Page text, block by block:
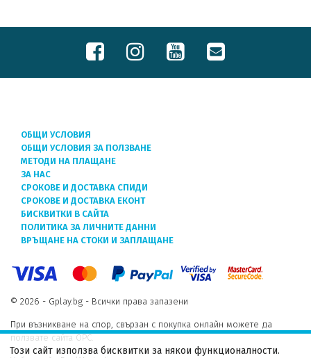
ОБЩИ УСЛОВИЯ
ОБЩИ УСЛОВИЯ ЗА ПОЛЗВАНЕ
МЕТОДИ НА ПЛАЩАНЕ
ЗА НАС
СРОКОВЕ И ДОСТАВКА СПИДИ
СРОКОВЕ И ДОСТАВКА ЕКОНТ
БИСКВИТКИ В САЙТА
ПОЛИТИКА ЗА ЛИЧНИТЕ ДАННИ
ВРЪЩАНЕ НА СТОКИ И ЗАПЛАЩАНЕ
© 2026 - Gplay.bg - Всички права запазени
При възникване на спор, свързан с покупка онлайн можете да
ползвате сайта ОРС.
Този сайт използва бисквитки за някои функционалности.